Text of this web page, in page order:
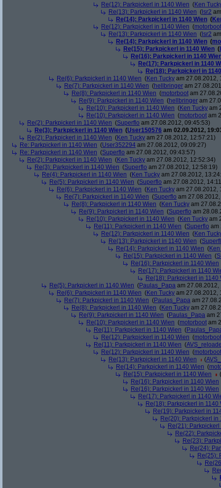
Re(12): Parkpickerl in 1140 Wien (Ken
Re(13): Parkpickerl in 1140 Wien ( lsr2
Re(14): Parkpickerl in 1140 Wien (
Re(12): Parkpickerl in 1140 Wien (motorboot
Re(13): Parkpickerl in 1140 Wien ( lsr2
Re(14): Parkpickerl in 1140 Wien (
Re(15): Parkpickerl in 1140 Wien (
Re(16): Parkpickerl in 1140
Re(17): Parkpickerl in 1140
Re(18): Parkpickerl in
Re(6): Parkpickerl in 1140 Wien (Ken Tucky am 27.08.2012,
Re(7): Parkpickerl in 1140 Wien (hellbringer am
Re(8): Parkpickerl in 1140 Wien (motorboot am
Re(9): Parkpickerl in 1140 Wien (hellbringer am
Re(10): Parkpickerl in 1140 Wien (Ken Tucky am
Re(10): Parkpickerl in 1140 Wien (motorboot am
Re(2): Parkpickerl in 1140 Wien (Superflo am 27.08.2012, 09:45:53)
Re(3): Parkpickerl in 1140 Wien (User150576 am 02.09.2012,
Re(2): Parkpickerl in 1140 Wien (Ken Tucky am 27.08.2012, 12:57:21)
Re: Parkpickerl in 1140 Wien (User352294 am 27.08.2012, 09:09:27)
Re: Parkpickerl in 1140 Wien (Superflo am 27.08.2012, 09:43:57)
Re(2): Parkpickerl in 1140 Wien (Ken Tucky am 27.08.2012, 12:52:34)
Re(3): Parkpickerl in 1140 Wien (Superflo am 27.08.2012, 12:58:19)
Re(4): Parkpickerl in 1140 Wien (Ken Tucky am 27.08.2012,
Re(5): Parkpickerl in 1140 Wien (Superflo am 27.08.2012,
Re(6): Parkpickerl in 1140 Wien (Ken Tucky am 27.08.2012,
Re(7): Parkpickerl in 1140 Wien (Superflo am
Re(8): Parkpickerl in 1140 Wien (Ken Tucky am
Re(9): Parkpickerl in 1140 Wien (Superflo am
Re(10): Parkpickerl in 1140 Wien (Ken Tucky am
Re(11): Parkpickerl in 1140 Wien (Superflo am
Re(12): Parkpickerl in 1140 Wien (Ken
Re(13): Parkpickerl in 1140 Wien (
Re(14): Parkpickerl in 1140 Wien (
Re(15): Parkpickerl in 1140 Wien (
Re(16): Parkpickerl in 1140 Wien
Re(17): Parkpickerl in 1140
Re(18): Parkpickerl in 1140
Re(5): Parkpickerl in 1140 Wien (Paulas_Papa am 27.08.2012,
Re(6): Parkpickerl in 1140 Wien (Ken Tucky am 27.08.2012,
Re(7): Parkpickerl in 1140 Wien (Paulas_Papa am
Re(8): Parkpickerl in 1140 Wien (Ken Tucky am
Re(9): Parkpickerl in 1140 Wien (Paulas_Papa am
Re(10): Parkpickerl in 1140 Wien (motorboot am
Re(11): Parkpickerl in 1140 Wien (
Re(12): Parkpickerl in 1140 Wien (motorboot
Re(11): Parkpickerl in 1140 Wien (
Re(12): Parkpickerl in 1140 Wien (motorboot
Re(13): Parkpickerl in 1140 Wien
(
Re(14): Parkpickerl in 1140 Wien (
Re(15): Parkpickerl in 1140 Wien
(
Re(16): Parkpickerl in 1140 Wien
Re(16): Parkpickerl in 1140 Wien
Re(17): Parkpickerl in 1140
Re(18): Parkpickerl in 1140
Re(19): Parkpickerl in
Re(20): Parkpickerl in
Re(21):
Re(22):
Re(23):
Re(24):
Re(25):